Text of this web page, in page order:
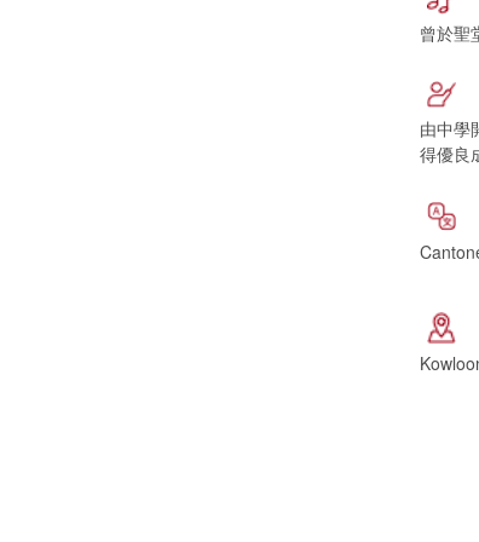
曾於聖
由中學
得優良